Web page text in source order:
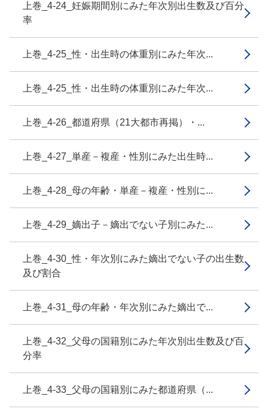
上巻_4-24_妊娠期間別にみた年次別出生数及び百分
率
上巻_4-25_性・出生時の体重別にみた年次...
上巻_4-25_性・出生時の体重別にみた年次...
上巻_4-26_都道府県（21大都市再掲）・...
上巻_4-27_単産－複産・性別にみた出生時...
上巻_4-28_母の年齢・単産－複産・性別に...
上巻_4-29_嫡出子－嫡出でない子別にみた...
上巻_4-30_性・年次別にみた嫡出でない子の出生数
及び割合
上巻_4-31_母の年齢・年次別にみた嫡出で...
上巻_4-32_父母の国籍別にみた年次別出生数及び百
分率
上巻_4-33_父母の国籍別にみた都道府県（...